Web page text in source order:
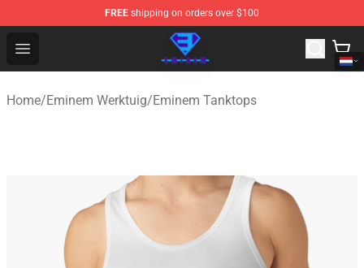
FREE shipping on orders over $100
Open menu
Eminem Store - Official Eminem Merchandise Shop
Home/Eminem Werktuig/Eminem Tanktops